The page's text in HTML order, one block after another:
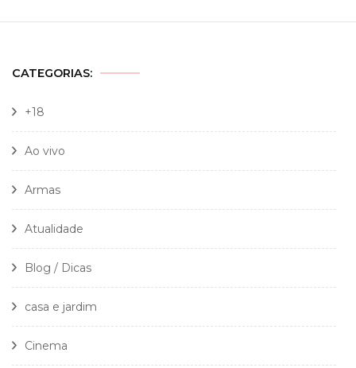
CATEGORIAS:
+18
Ao vivo
Armas
Atualidade
Blog / Dicas
casa e jardim
Cinema